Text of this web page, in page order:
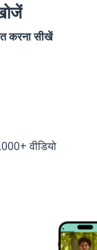
करना सीखें
वीडियो